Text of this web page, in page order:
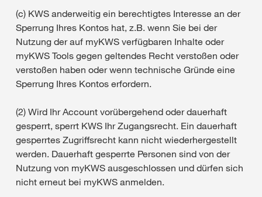
(c) KWS anderweitig ein berechtigtes Interesse an der
Sperrung Ihres Kontos hat, z.B. wenn Sie bei der
Nutzung der auf myKWS verfügbaren Inhalte oder
myKWS Tools gegen geltendes Recht verstoßen oder
verstoßen haben oder wenn technische Gründe eine
Sperrung Ihres Kontos erfordern.
(2) Wird Ihr Account vorübergehend oder dauerhaft
gesperrt, sperrt KWS Ihr Zugangsrecht. Ein dauerhaft
gesperrtes Zugriffsrecht kann nicht wiederhergestellt
werden. Dauerhaft gesperrte Personen sind von der
Nutzung von myKWS ausgeschlossen und dürfen sich
nicht erneut bei myKWS anmelden.